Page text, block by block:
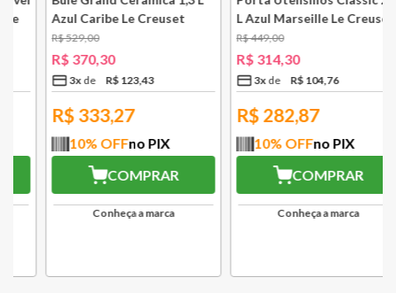
Azul Caribe Le Creuset
529,00
370, 30
x R$123,43
333,27
% OFF no PIX
COMPRAR
Conheça a marca
L Azul Marseille Le Creuset
449,00
314, 30
x R$104,76
282,87
% OFF no PIX
COMPRAR
Conheça a marca